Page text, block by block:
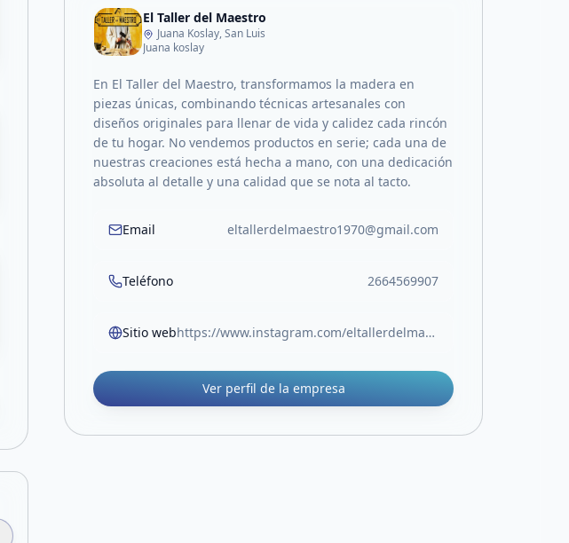
El Taller del Maestro
Juana Koslay, San Luis
Juana koslay
En El Taller del Maestro, transformamos la madera en
piezas únicas, combinando técnicas artesanales con
diseños originales para llenar de vida y calidez cada rincón
de tu hogar. No vendemos productos en serie; cada una de
nuestras creaciones está hecha a mano, con una dedicación
absoluta al detalle y una calidad que se nota al tacto.
Email eltallerdelmaestro1970@gmail.com
Teléfono 2664569907
Sitio web https://www.instagram.com/eltallerdelmaestro70/
Ver perfil de la empresa